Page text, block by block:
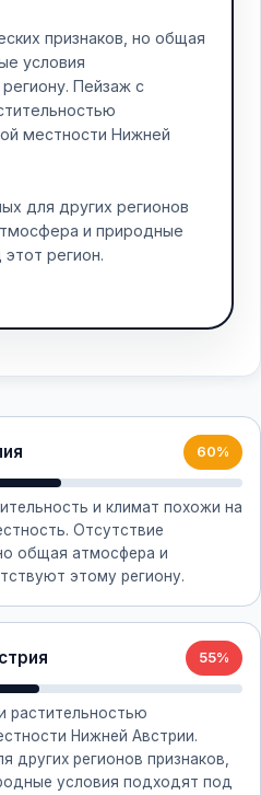
признаков, но общая
условия
Пейзаж с
местности Нижней
для других регионов
и природные
регион.
60%
и климат похожи на
Отсутствие
общая атмосфера и
этому региону.
55%
растительностью
Нижней Австрии.
других регионов признаков,
условия подходят под